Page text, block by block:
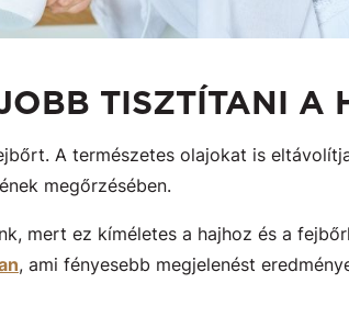
TISZTÍTANI A
A természetes olajokat is
megőrzésében.
mert ez kíméletes a hajhoz és a
, ami fényesebb megjelenést